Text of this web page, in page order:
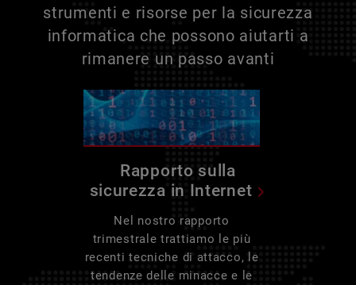
strumenti e risorse per la sicurezza
informatica che possono aiutarti a
rimanere un passo avanti
Rapporto sulla
sicurezza in Internet
Nel nostro rapporto
trimestrale trattiamo le più
recenti tecniche di attacco, le
tendenze delle minacce e le